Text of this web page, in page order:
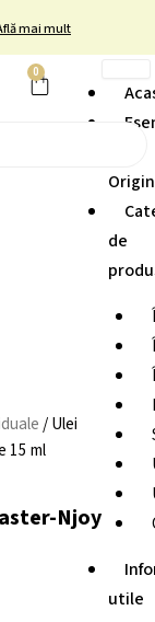
mai mult
0 Cart
de
utile
/ Ulei
15 ml
Njoy